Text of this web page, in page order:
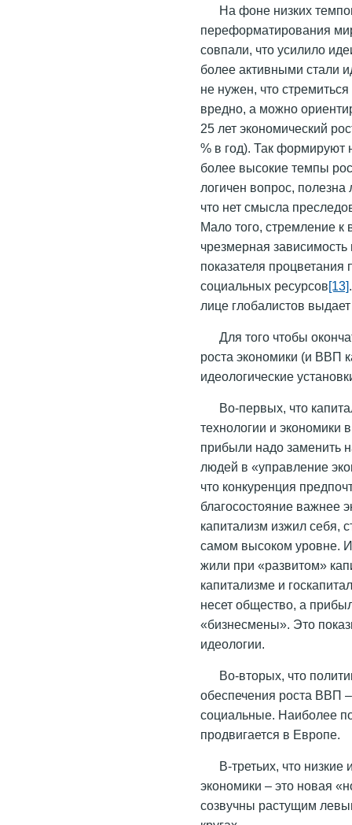
На фоне низких
переформатирования
совпали, что усилило
более активными стали
не нужен, что
вредно, а можно
25 лет экономический
% в год). Так формируют
более высокие темпы
логичен вопрос,
что нет смысла
Мало того, стремление к
чрезмерная зависимость
показателя
социальных ресурсов[13]
лице глобалистов
Для того чтобы
роста экономики (и ВВП
идеологические
Во-первых, что
технологии и экономики
прибыли надо заменить
людей в «управление
что конкуренция
благосостояние важнее
капитализм изжил себя,
самом высоком уровне.
жили при «развитом»
капитализме и
несет общество, а
«бизнесмены». Это
идеологии.
Во-вторых, что
обеспечения роста ВВП
социальные. Наиболее
продвигается в Европе.
В-третьих, что
экономики – это новая
созвучны растущим